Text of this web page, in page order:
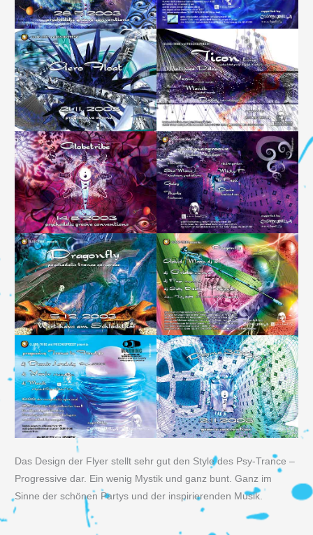
Das Design der Flyer stellt sehr gut den Style des Psy-Trance –
Progressive dar. Ein wenig Mystik und ganz bunt. Ganz im
Sinne der schönen Partys und der inspirierenden Musik.